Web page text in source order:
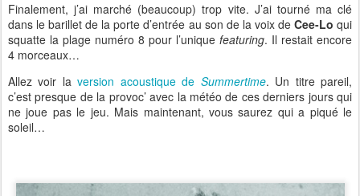
Finalement, j’ai marché (beaucoup) trop vite. J’ai tourné ma clé
dans le barillet de la porte d’entrée au son de la voix de Cee-Lo qui
squatte la plage numéro 8 pour l’unique featuring. Il restait encore
4 morceaux…
Allez voir laversion acoustique de Summertime. Un titre pareil,
c’est presque de la provoc’ avec la météo de ces derniers jours qui
ne joue pas le jeu. Mais maintenant, vous saurez qui a piqué le
soleil…